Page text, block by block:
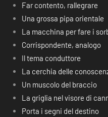
Far contento, rallegrare
Una grossa pipa orientale
La macchina per fare i
Corrispondente, analogo
Il tema conduttore
La cerchia delle
Un muscolo del braccio
La griglia nel visore di
Porta i segni del destino